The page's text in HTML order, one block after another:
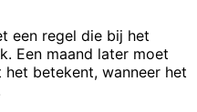
een regel die bij het
Een maand later moet
betekent, wanneer het